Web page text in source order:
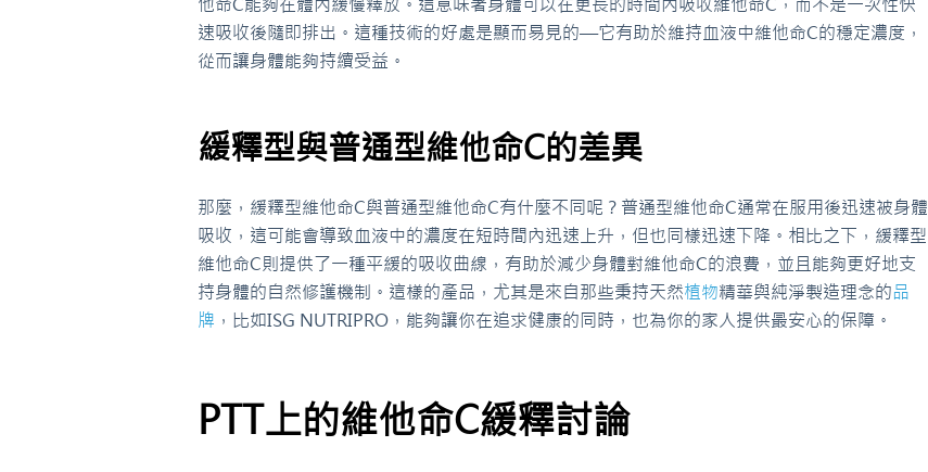
他命C能夠在體內緩慢釋放。這意味著身體可以在更長的時間內吸收維他命C，而不是一次性快
速吸收後隨即排出。這種技術的好處是顯而易見的—它有助於維持血液中維他命C的穩定濃度，
從而讓身體能夠持續受益。
緩釋型與普通型維他命C的差異
那麼，緩釋型維他命C與普通型維他命C有什麼不同呢？普通型維他命C通常在服用後迅速被身體
吸收，這可能會導致血液中的濃度在短時間內迅速上升，但也同樣迅速下降。相比之下，緩釋型
維他命C則提供了一種平緩的吸收曲線，有助於減少身體對維他命C的浪費，並且能夠更好地支
持身體的自然修護機制。這樣的產品，尤其是來自那些秉持天然植物精華與純淨製造理念的品
牌 ，比如ISG NUTRIPRO，能夠讓你在追求健康的同時，也為你的家人提供最安心的保障。
PTT上的維他命C緩釋討論